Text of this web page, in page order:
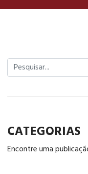
Pesquisar
CATEGORIAS
Encontre uma